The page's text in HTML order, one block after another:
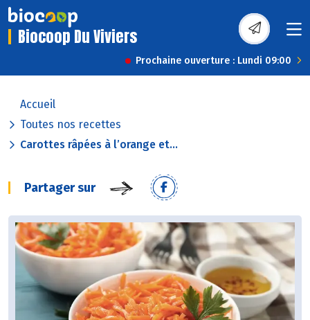
Biocoop Du Viviers
Prochaine ouverture : Lundi 09:00
Accueil
Toutes nos recettes
Carottes râpées à l’orange et...
Partager sur